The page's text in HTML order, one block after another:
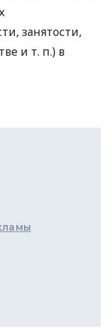
занятости,
и т. п.) в